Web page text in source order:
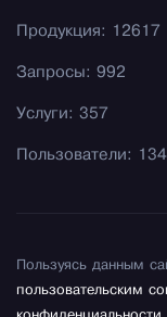
Продукция: 12617
Запросы: 992
Услуги: 357
Пользователи:
Пользуясь данным
пользовательским